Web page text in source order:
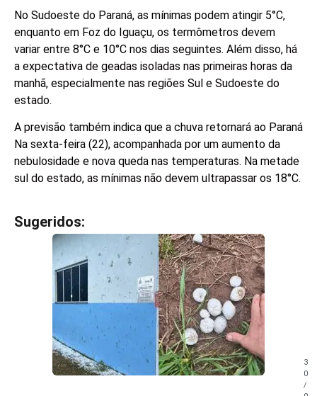
No Sudoeste do Paraná, as mínimas podem atingir 5°C,
enquanto em Foz do Iguaçu, os termômetros devem
variar entre 8°C e 10°C nos dias seguintes. Além disso, há
a expectativa de geadas isoladas nas primeiras horas da
manhã, especialmente nas regiões Sul e Sudoeste do
estado.
A previsão também indica que a chuva retornará ao Paraná
Na sexta-feira (22), acompanhada por um aumento da
nebulosidade e nova queda nas temperaturas. Na metade
sul do estado, as mínimas não devem ultrapassar os 18°C.
Sugeridos:
3
0
/